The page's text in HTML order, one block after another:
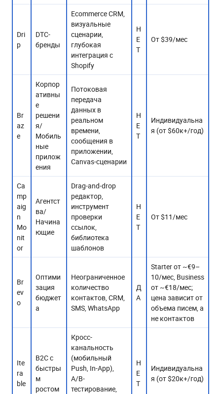
Dri
p
DTC-
бренды
Ecommerce CRM,
визуальные
сценарии,
глубокая
интеграция с
Shopify
Н
Е
Т
От $39/мес
Br
az
e
Корпор
ативны
е
решени
я/
Мобиль
ные
прилож
енияㅤㅤㅤㅤㅤㅤㅤㅤ
Потоковая
передача
данных в
реальном
времени,
сообщения в
приложении,
Canvas-сценарии
Н
Е
Т
Индивидуальна
я (от $60к+/год)
Ca
mp
aig
n
Mo
nit
or
Агентст
ва/
Начина
ющие
Drag-and-drop
редактор,
инструмент
проверки
ссылок,
библиотека
шаблонов
Н
Е
Т
От $11/мес
Br
ev
o
Оптими
зация
бюджет
а
Неограниченное
количество
контактов, CRM,
SMS, WhatsApp
Д
А
Starter от ~€9–
10/мес, Business
от ~€18/мес;
цена зависит от
объема писем, а
не контактов
Ite
ra
ble
B2C с
быстры
м
ростом
Кросс-
канальность
(мобильный
Push, In-App),
A/B-
тестирование,
Н
Е
Т
Индивидуальна
я (от $20к+/год)